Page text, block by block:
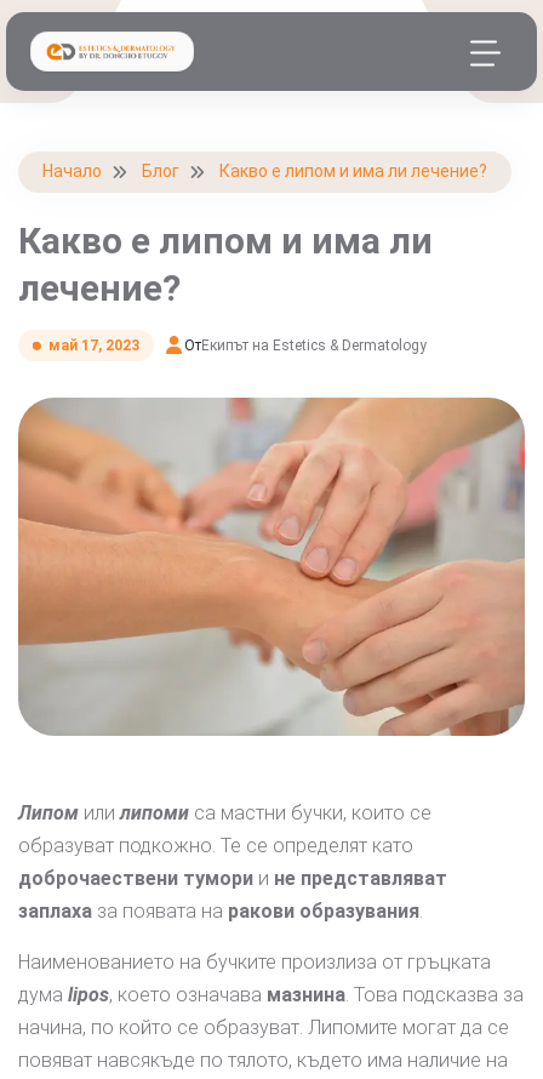
Начало Блог Какво е липом и има ли лечение?
Какво е липом и има ли
лечение?
май 17, 2023 ОтЕкипът на Estetics & Dermatology
Липом илилипоми са мастни бучки, които се
образуват подкожно. Те се определят като
доброчаествени тумори и не представляват
заплаха за появата на ракови образувания.
Наименованието на бучките произлиза от гръцката
дума lipos, което означава мазнина. Това подсказва за
начина, по който се образуват. Липомите могат да се
повяват навсякъде по тялото, където има наличие на